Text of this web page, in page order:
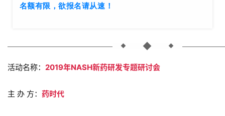
名额有限，欲报名请从速！
活动名称： 2019年NASH新药研发专题研讨会
主 办 方： 药时代